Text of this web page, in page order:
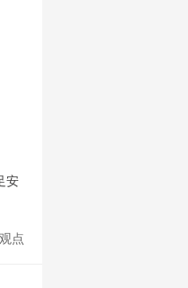
安
点